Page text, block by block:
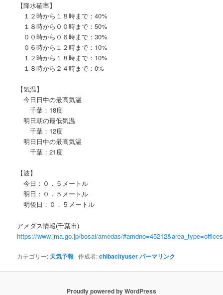
【降水確率】
１２時から１８時まで：40%
１８時から００時まで：50%
００時から０６時まで：30%
０６時から１２時まで：10%
１２時から１８時まで：10%
１８時から２４時まで：0%
【気温】
今日日中の最高気温
千葉：18度
明日朝の最低気温
千葉：12度
明日日中の最高気温
千葉：21度
【波】
今日：０．５メートル
明日：０．５メートル
明後日：０．５メートル
アメダス情報(千葉市)
https://www.jma.go.jp/bosai/amedas/
カテゴリー: 天気予報 作成者:chibacityuserパーマリンク
Proudly powered by WordPress